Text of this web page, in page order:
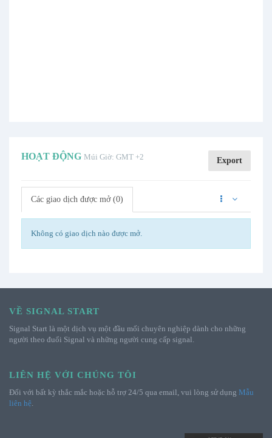
HOẠT ĐỘNG Múi Giờ: GMT +2 Export
Các giao dịch được mở (0)
Không có giao dịch nào được mở.
VỀ SIGNAL START
Signal Start là một dịch vụ một đầu mối chuyên nghiệp dành cho những
người theo đuổi Signal và những người cung cấp signal.
LIÊN HỆ VỚI CHÚNG TÔI
Đối với bất kỳ thắc mắc hoặc hỗ trợ 24/5 qua email, vui lòng sử dụng Mẫu
liên hệ.